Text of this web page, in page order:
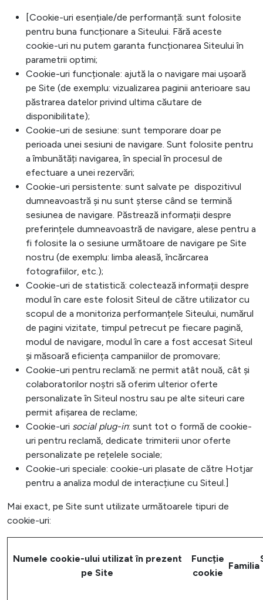
[Cookie-uri esențiale/de performanță: sunt folosite
pentru buna funcționare a Siteului. Fără aceste
cookie-uri nu putem garanta funcționarea Siteului în
parametrii optimi;
Cookie-uri funcționale: ajută la o navigare mai ușoară
pe Site (de exemplu: vizualizarea paginii anterioare sau
păstrarea datelor privind ultima căutare de
disponibilitate);
Cookie-uri de sesiune: sunt temporare doar pe
perioada unei sesiuni de navigare. Sunt folosite pentru
a îmbunătăți navigarea, în special în procesul de
efectuare a unei rezervări;
Cookie-uri persistente: sunt salvate pe dispozitivul
dumneavoastră și nu sunt șterse când se termină
sesiunea de navigare. Păstrează informații despre
preferințele dumneavoastră de navigare, alese pentru a
fi folosite la o sesiune următoare de navigare pe Site
nostru (de exemplu: limba aleasă, încărcarea
fotografiilor, etc.);
Cookie-uri de statistică: colectează informații despre
modul în care este folosit Siteul de către utilizator cu
scopul de a monitoriza performanțele Siteului, numărul
de pagini vizitate, timpul petrecut pe fiecare pagină,
modul de navigare, modul în care a fost accesat Siteul
și măsoară eficiența campaniilor de promovare;
Cookie-uri pentru reclamă: ne permit atât nouă, cât și
colaboratorilor noștri să oferim ulterior oferte
personalizate în Siteul nostru sau pe alte siteuri care
permit afișarea de reclame;
Cookie-uri social plug-in: sunt tot o formă de cookie-
uri pentru reclamă, dedicate trimiterii unor oferte
personalizate pe rețelele sociale;
Cookie-uri speciale: cookie-uri plasate de către Hotjar
pentru a analiza modul de interacțiune cu Siteul.]
Mai exact, pe Site sunt utilizate următoarele tipuri de
cookie-uri:
Numele cookie-ului utilizat în prezent
pe Site
Funcție
cookie
Familia